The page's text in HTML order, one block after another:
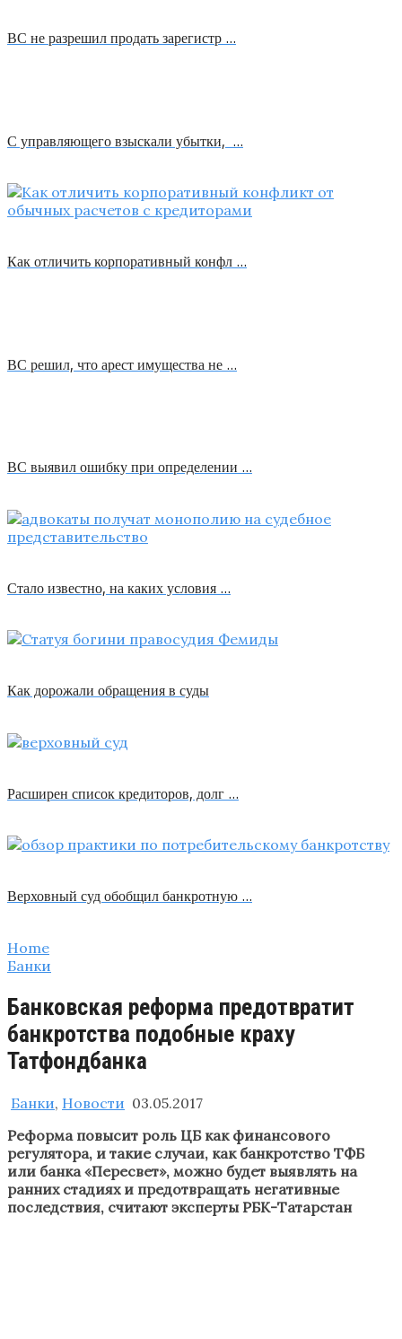
ВС не разрешил продать зарегистр …
С управляющего взыскали убытки, …
Как отличить корпоративный конфл …
ВС решил, что арест имущества не …
ВС выявил ошибку при определении …
Стало известно, на каких условия …
Как дорожали обращения в суды
Расширен список кредиторов, долг …
Верховный суд обобщил банкротную …
Home
Банки
Банковская реформа предотвратит
банкротства подобные краху
Татфондбанка
Банки, Новости 03.05.2017
Реформа повысит роль ЦБ как финансового
регулятора, и такие случаи, как банкротство ТФБ
или банка «Пересвет», можно будет выявлять на
ранних стадиях и предотвращать негативные
последствия, считают эксперты РБК-Татарстан